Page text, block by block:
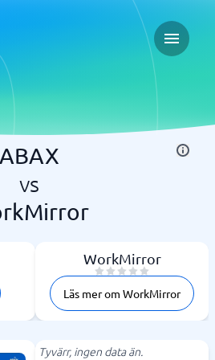
Open
ABAX
vs
WorkMirror
Läs mer om WorkMirror
Tyvärr, ingen data än.